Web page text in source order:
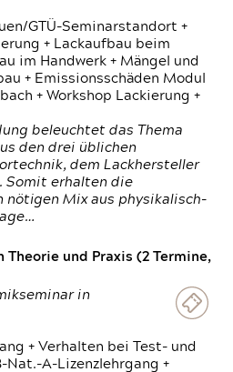
GTÜ-Seminarstandort +
+ Lackaufbau beim
im Handwerk + Mängel und
+ Emissionsschäden Modul
+ Workshop Lackierung +
beleuchtet das Thema
den drei üblichen
dem Lackhersteller
Somit erhalten die
nötigen Mix aus physikalisch-
Theorie und Praxis (2 Termine,
in
+ Verhalten bei Test- und
Nat.-A-Lizenzlehrgang +